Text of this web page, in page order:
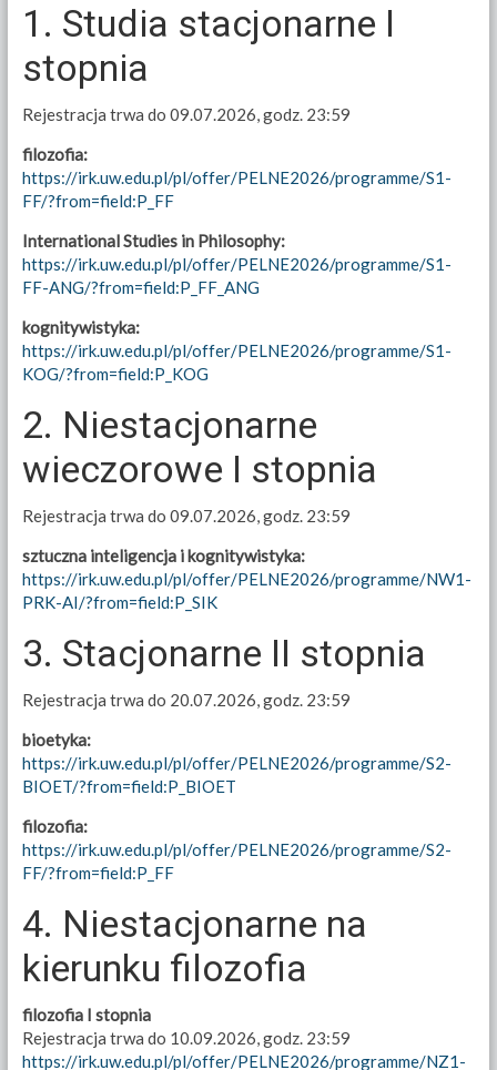
1. Studia stacjonarne I
stopnia
Rejestracja trwa do 09.07.2026, godz. 23:59
filozofia:
https://irk.uw.edu.pl/pl/offer/PELNE2026/programme/S1-
FF/?from=field:P_FF
International Studies in Philosophy:
https://irk.uw.edu.pl/pl/offer/PELNE2026/programme/S1-
FF-ANG/?from=field:P_FF_ANG
kognitywistyka:
https://irk.uw.edu.pl/pl/offer/PELNE2026/programme/S1-
KOG/?from=field:P_KOG
2. Niestacjonarne
wieczorowe I stopnia
Rejestracja trwa do 09.07.2026, godz. 23:59
sztuczna inteligencja i kognitywistyka:
https://irk.uw.edu.pl/pl/offer/PELNE2026/programme/NW1-
PRK-AI/?from=field:P_SIK
3. Stacjonarne II stopnia
Rejestracja trwa do 20.07.2026, godz. 23:59
bioetyka:
https://irk.uw.edu.pl/pl/offer/PELNE2026/programme/S2-
BIOET/?from=field:P_BIOET
filozofia:
https://irk.uw.edu.pl/pl/offer/PELNE2026/programme/S2-
FF/?from=field:P_FF
4. Niestacjonarne na
kierunku filozofia
filozofia I stopnia
Rejestracja trwa do 10.09.2026, godz. 23:59
https://irk.uw.edu.pl/pl/offer/PELNE2026/programme/NZ1-